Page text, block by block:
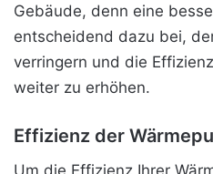
Gebäude, denn eine
entscheidend dazu bei,
verringern und die
weiter zu erhöhen.
Effizienz der
Um die Effizienz Ihrer